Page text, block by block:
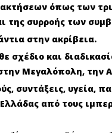
όπως των
της συρροής των
στην ακρίβεια.
σχέδιο και
Μεγαλόπολη, την
συντάξεις, υγεία,
από τους